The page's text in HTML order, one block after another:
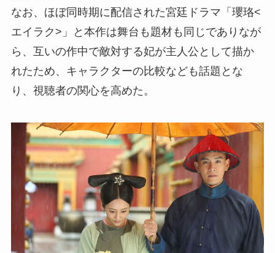
なお、ほぼ同時期に配信された宮廷ドラマ「瓔珞<
エイラク>」と本作は舞台も題材も同じでありなが
ら、互いの作中で敵対する妃が主人公として描か
れたため、キャラクターの比較なども話題とな
り、視聴者の関心を高めた。